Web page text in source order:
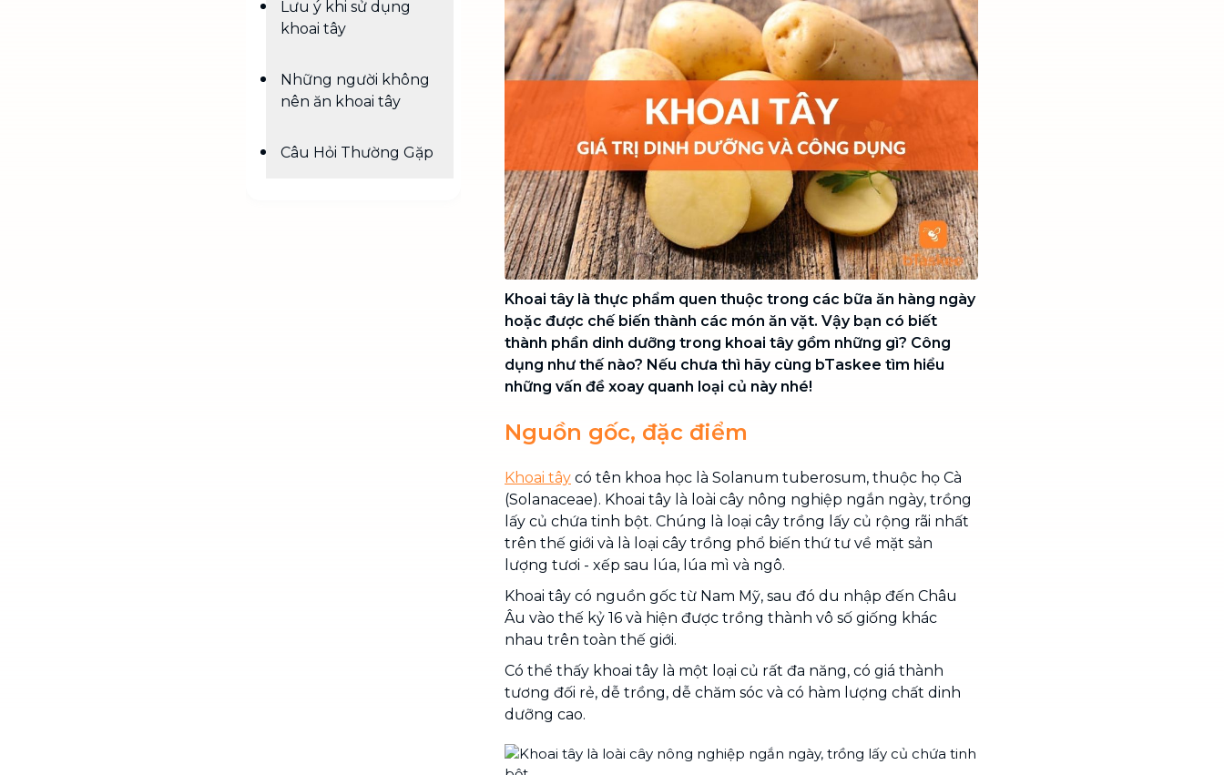
Chuyển nhà trọn gói, không lo dọn
dẹp nơi đi nơi đến
Vệ sinh công nghiệp NEW
Vệ sinh chuyên nghiệp cho văn
phòng, nhà xưởng, công trình lớn
Lưu ý khi sử dụng
khoai tây
Những người không
nên ăn khoai tây
Câu Hỏi Thường Gặp
Khoai tây là thực phẩm quen thuộc trong các bữa ăn hàng ngày
hoặc được chế biến thành các món ăn vặt. Vậy bạn có biết
thành phần dinh dưỡng trong khoai tây gồm những gì? Công
dụng như thế nào? Nếu chưa thì hãy cùng bTaskee tìm hiểu
những vấn đề xoay quanh loại củ này nhé!
Nguồn gốc, đặc điểm
Khoai tây có tên khoa học là Solanum tuberosum, thuộc họ Cà
(Solanaceae). Khoai tây là loài cây nông nghiệp ngắn ngày, trồng
lấy củ chứa tinh bột. Chúng là loại cây trồng lấy củ rộng rãi nhất
trên thế giới và là loại cây trồng phổ biến thứ tư về mặt sản
lượng tươi - xếp sau lúa, lúa mì và ngô.
Khoai tây có nguồn gốc từ Nam Mỹ, sau đó du nhập đến Châu
Âu vào thế kỷ 16 và hiện được trồng thành vô số giống khác
nhau trên toàn thế giới.
Có thể thấy khoai tây là một loại củ rất đa năng, có giá thành
tương đối rẻ, dễ trồng, dễ chăm sóc và có hàm lượng chất dinh
dưỡng cao.